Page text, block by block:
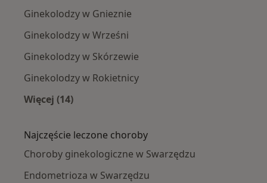
Ginekolodzy w Gnieznie
Ginekolodzy w Wrześni
Ginekolodzy w Skórzewie
Ginekolodzy w Rokietnicy
Więcej (14)
Najczęście leczone choroby
Choroby ginekologiczne w Swarzędzu
Endometrioza w Swarzędzu